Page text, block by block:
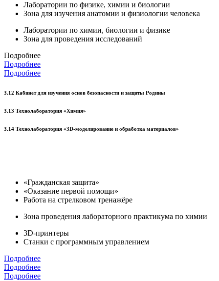
Лаборатории по физике, химии и биологии
Зона для изучения анатомии и физиологии человека
Лаборатории по химии, биологии и физике
Зона для проведения исследований
Подробнее
Подробнее
Подробнее
3.12 Кабинет для изучения основ безопасности и защиты Родины
3.13 Технолаборатория «Химия»
3.14 Технолаборатория «3D-моделирование и обработка материалов»
«Гражданская защита»
«Оказание первой помощи»
Работа на стрелковом тренажёре
Зона проведения лабораторного практикума по химии
3D-принтеры
Станки с программным управлением
Подробнее
Подробнее
Подробнее